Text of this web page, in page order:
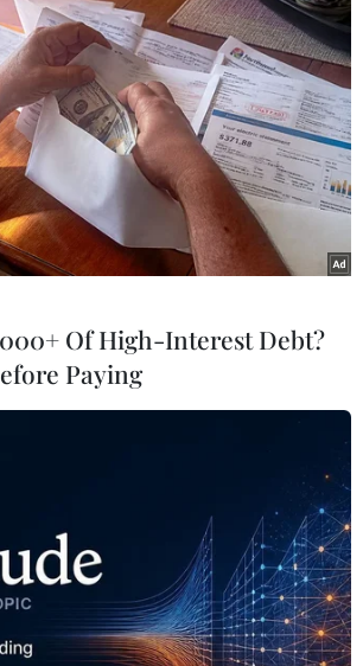
tiếp nhận gấu. Nhà nước cùng
chính phủ cũng đã cam kết sẽ
hiệu quả trong trường hợp nhu
gia tăng đột biến../.
bản năng tự nhiên qua các trò chơi hàng
(Nguồn ảnh: ENV cung cấp)
Of High-Interest Debt?
Paying